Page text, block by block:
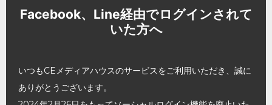
Facebook、Line経由でログインされて
いた方へ
いつもCEメディアハウスのサービスをご利用いただき、誠に
ありがとうございます。